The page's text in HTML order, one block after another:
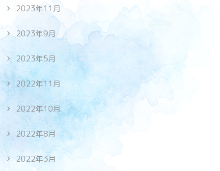
2023年11月
2023年9月
2023年5月
2022年11月
2022年10月
2022年8月
2022年3月